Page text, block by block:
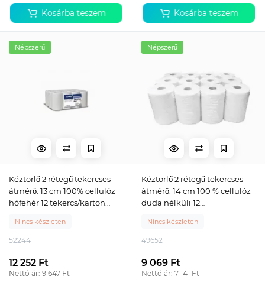
Kosárba teszem Kosárba teszem
Népszerű
Kéztörlő 2 rétegű tekercses
átmérő: 13 cm 100% cellulóz
hófehér 12 tekercs/karton
Nincs készleten
52244
12 252 Ft
Nettó ár: 9 647 Ft
Népszerű
Kéztörlő 2 rétegű tekercses
átmérő: 14 cm 100 % cellulóz
duda nélküli 12
hófehér
Nincs készleten
49652
9 069 Ft
Nettó ár: 7 141 Ft